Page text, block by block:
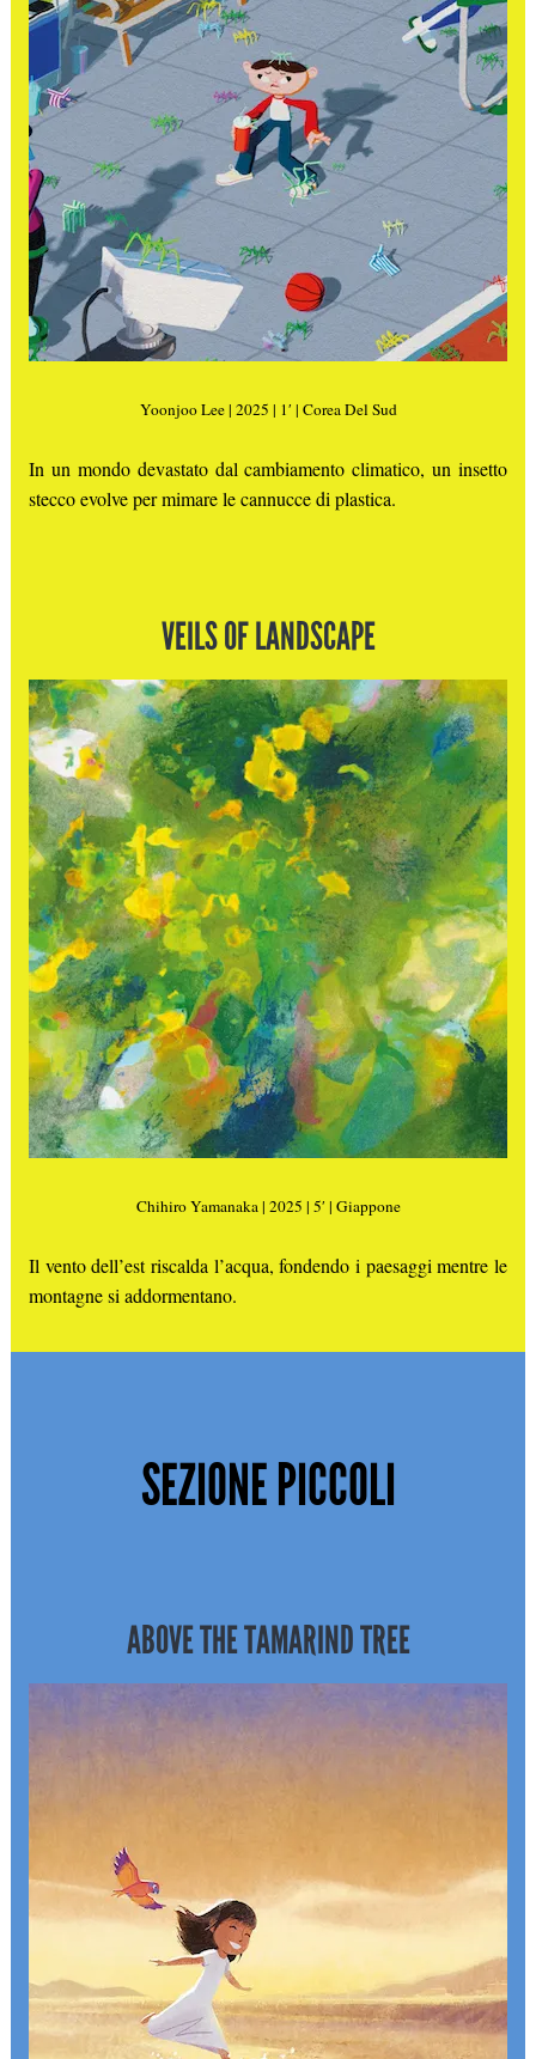
Yoonjoo Lee | 2025 | 1′ | Corea Del Sud
In un mondo devastato dal cambiamento climatico, un insetto
stecco evolve per mimare le cannucce di plastica.
VEILS OF LANDSCAPE
Chihiro Yamanaka | 2025 | 5′ | Giappone
Il vento dell’est riscalda l’acqua, fondendo i paesaggi mentre le
montagne si addormentano.
SEZIONE PICCOLI
ABOVE THE TAMARIND TREE